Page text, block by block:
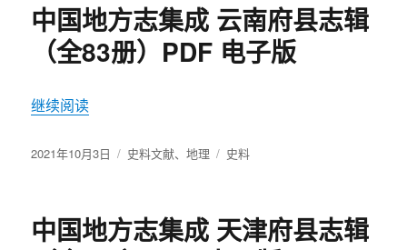
中国地方志集成 云南府县志辑
（全83册）PDF 电子版
继续阅读
发
2021年10月3日
分
史料文献、地理
标
史料
中国地方志集成 天津府县志辑